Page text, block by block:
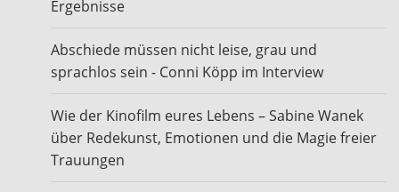
Ergebnisse
Abschiede müssen nicht leise, grau und
sprachlos sein - Conni Köpp im Interview
Wie der Kinofilm eures Lebens – Sabine Wanek
über Redekunst, Emotionen und die Magie freier
Trauungen